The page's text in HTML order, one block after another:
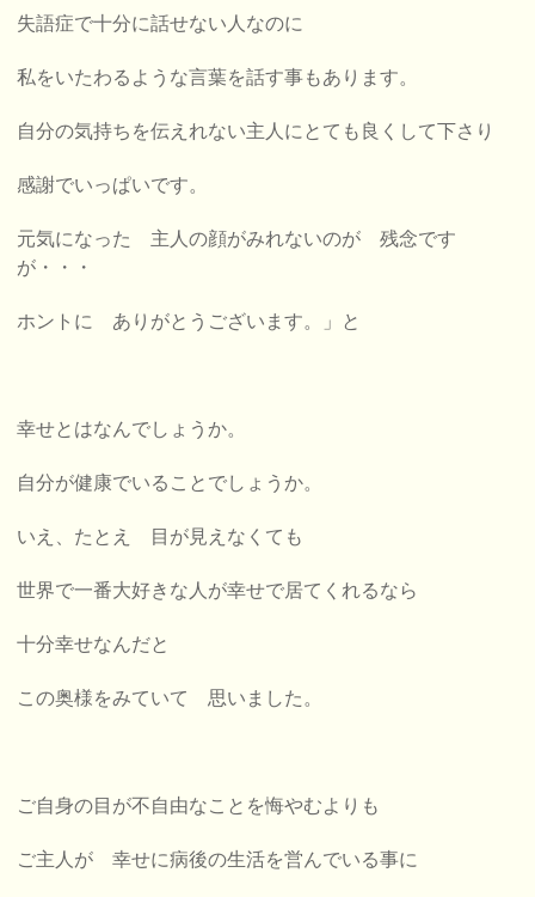
失語症で十分に話せない人なのに
私をいたわるような言葉を話す事もあります。
自分の気持ちを伝えれない主人にとても良くして下さり
感謝でいっぱいです。
元気になった 主人の顔がみれないのが残念です
が・・・
ホントに ありがとうございます。」と
幸せとはなんでしょうか。
自分が健康でいることでしょうか。
いえ、たとえ 目が見えなくても
世界で一番大好きな人が幸せで居てくれるなら
十分幸せなんだと
この奥様をみていて 思いました。
ご自身の目が不自由なことを悔やむよりも
ご主人が 幸せに病後の生活を営んでいる事に